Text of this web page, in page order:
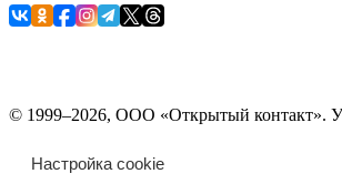
© 1999–2026, ООО «Открытый контакт».
Настройка cookie